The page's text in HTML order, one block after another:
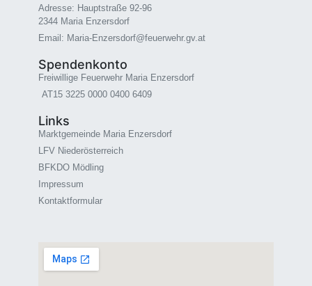
Adresse: Hauptstraße 92-96
2344 Maria Enzersdorf
Email: Maria-Enzersdorf@feuerwehr.gv.at
Spendenkonto
Freiwillige Feuerwehr Maria Enzersdorf
AT15 3225 0000 0400 6409
Links
Marktgemeinde Maria Enzersdorf
LFV Niederösterreich
BFKDO Mödling
Impressum
Kontaktformular